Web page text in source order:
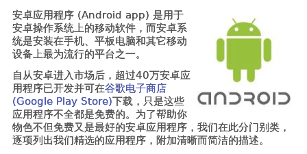
安卓应用程序 (Android app) 是用于
安卓操作系统上的移动软件，而安卓系
统是安装在手机、平板电脑和其它移动
设备上最为流行的平台之一。
自从安卓进入市场后，超过40万安卓应
用程序已开发并可在谷歌电子商店
(Google Play Store)下载，只是这些
应用程序不全都是免费的。为了帮助你
物色不但免费又是最好的安卓应用程序，我们在此分门别类，
逐项列出我们精选的应用程序，附加清晰而简洁的描述。